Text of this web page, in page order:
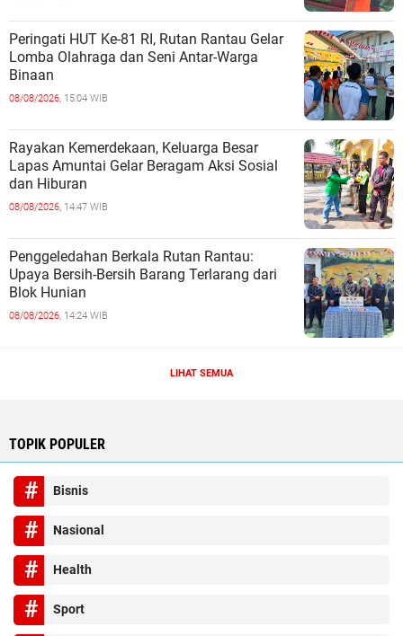
Peringati HUT Ke-81 RI, Rutan Rantau Gelar
Lomba Olahraga dan Seni Antar-Warga
Binaan
08/08/2026, 15:04 WIB
Rayakan Kemerdekaan, Keluarga Besar
Lapas Amuntai Gelar Beragam Aksi Sosial
dan Hiburan
08/08/2026, 14:47 WIB
Penggeledahan Berkala Rutan Rantau:
Upaya Bersih-Bersih Barang Terlarang dari
Blok Hunian
08/08/2026, 14:24 WIB
LIHAT SEMUA
TOPIK POPULER
Bisnis
Nasional
Health
Sport